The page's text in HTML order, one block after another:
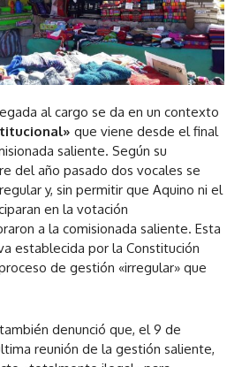
al cargo se da en un contexto
que viene desde el final
saliente. Según su
del año pasado dos vocales se
y, sin permitir que Aquino ni el
en la votación
a la comisionada saliente. Esta
establecida por la Constitución
de gestión «irregular» que
denunció que, el 9 de
reunión de la gestión saliente,